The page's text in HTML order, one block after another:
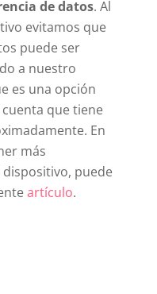
de datos. Al
evitamos que
puede ser
a nuestro
es una opción
que tiene
En
más
puede
artículo.